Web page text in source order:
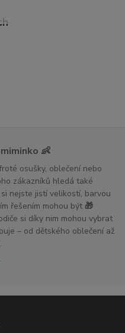
👶
osušky, oblečení nebo
zákazníků hledá také
si nejste jistí velikostí, barvou
řešením mohou být 🎁
si díky nim mohou vybrat
– od dětského oblečení až